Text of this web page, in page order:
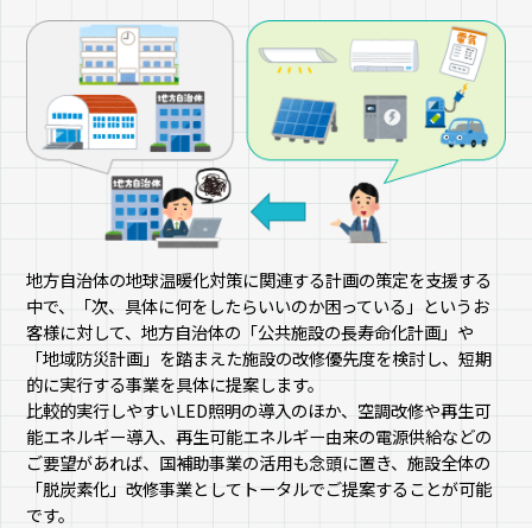
地方自治体の地球温暖化対策に関連する計画の策定を支援する
中で、「次、具体に何をしたらいいのか困っている」というお
客様に対して、地方自治体の「公共施設の長寿命化計画」や
「地域防災計画」を踏まえた施設の改修優先度を検討し、短期
的に実行する事業を具体に提案します。
比較的実行しやすいLED照明の導入のほか、空調改修や再生可
能エネルギー導入、再生可能エネルギー由来の電源供給などの
ご要望があれば、国補助事業の活用も念頭に置き、施設全体の
「脱炭素化」改修事業としてトータルでご提案することが可能
です。